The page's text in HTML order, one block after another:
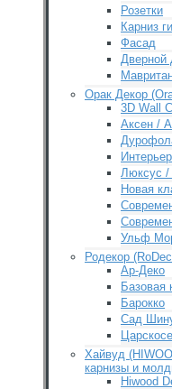
Розетки
Карниз
Фасад
Дверной
Орак Декор
3D Wall
Аксен /
Люксус /
Новая
Ульф
Родекор
Ар-Деко
Базовая
Барокко
Сад
Хайвуд
карнизы и
Hiwood